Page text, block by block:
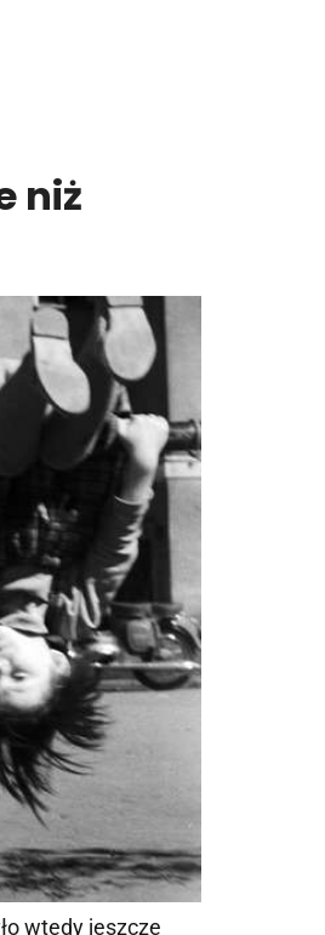
niż
wtedy jeszcze